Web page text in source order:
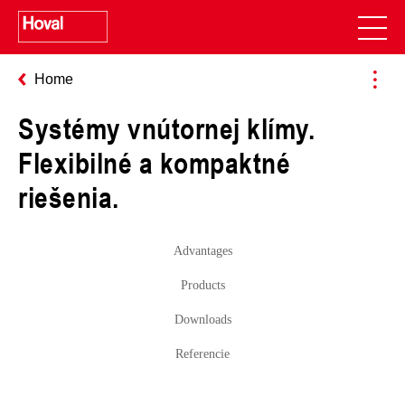
Home
Systémy vnútornej klímy.
Flexibilné a kompaktné
riešenia.
Advantages
Products
Downloads
Referencie